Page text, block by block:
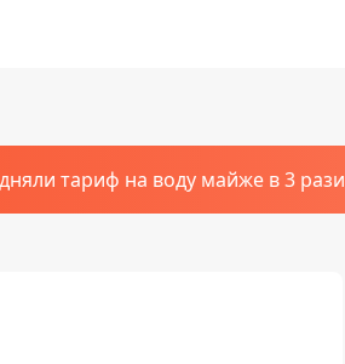
тариф на воду майже в 3 рази